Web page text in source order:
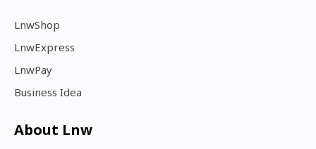
LnwShop
LnwExpress
LnwPay
Business Idea
About Lnw​